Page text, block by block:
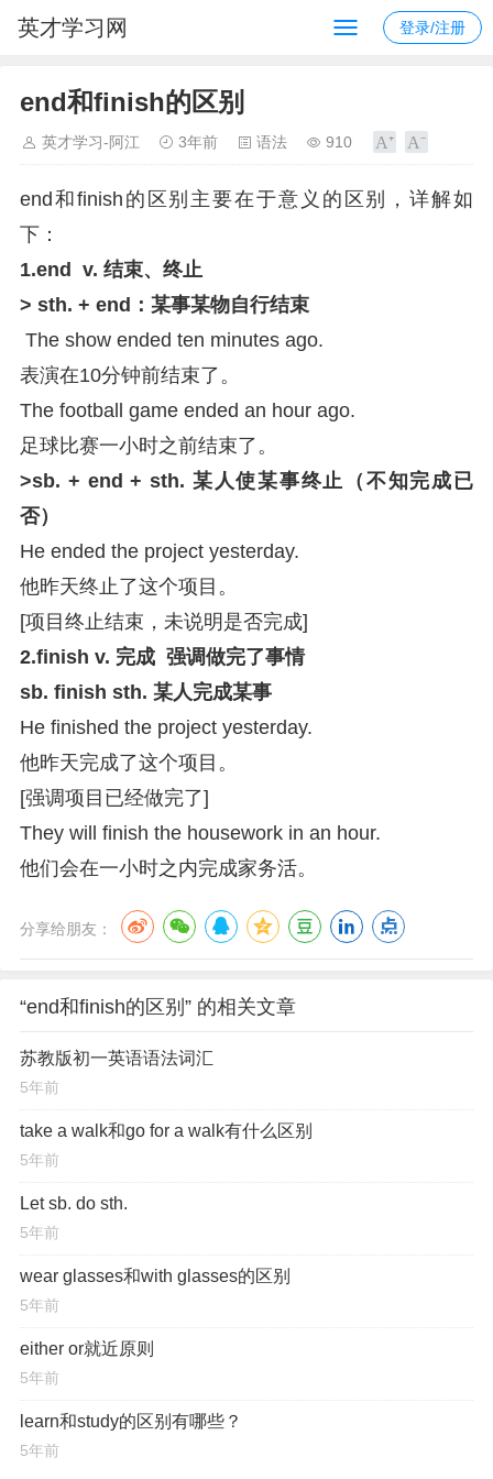
英才学习网 登录/注册
end和finish的区别
英才学习-阿江 3年前 语法 910
end和finish的区别主要在于意义的区别，详解如
下：
1.end v. 结束、终止
> sth. + end：某事某物自行结束
The show ended ten minutes ago.
表演在10分钟前结束了。
The football game ended an hour ago.
足球比赛一小时之前结束了。
>sb. + end + sth. 某人使某事终止（不知完成已
否）
He ended the project yesterday.
他昨天终止了这个项目。
[项目终止结束，未说明是否完成]
2.finish v. 完成 强调做完了事情
sb. finish sth. 某人完成某事
He finished the project yesterday.
他昨天完成了这个项目。
[强调项目已经做完了]
They will finish the housework in an hour.
他们会在一小时之内完成家务活。
分享给朋友：
“end和finish的区别” 的相关文章
苏教版初一英语语法词汇
5年前
take a walk和go for a walk有什么区别
5年前
Let sb. do sth.
5年前
wear glasses和with glasses的区别
5年前
either or就近原则
5年前
learn和study的区别有哪些？
5年前